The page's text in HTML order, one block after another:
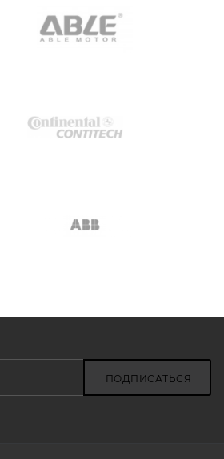
ПОДПИСАТЬСЯ